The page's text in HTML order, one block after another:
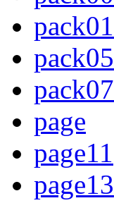
page
page11
page13